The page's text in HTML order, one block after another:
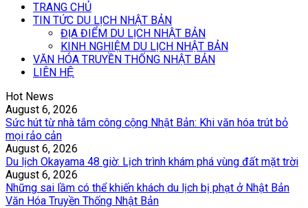
TRANG CHỦ
TIN TỨC DU LỊCH NHẬT BẢN
ĐỊA ĐIỂM DU LỊCH NHẬT BẢN
KINH NGHIỆM DU LỊCH NHẬT BẢN
VĂN HÓA TRUYỀN THỐNG NHẬT BẢN
LIÊN HỆ
Hot News
August 6, 2026
Sức hút từ nhà tắm công cộng Nhật Bản: Khi văn hóa trút bỏ
mọi rảo cản
August 6, 2026
Du lịch Okayama 48 giờ: Lịch trình khám phá vùng đất mặt trời
August 6, 2026
Những sai lầm có thể khiến khách du lịch bị phạt ở Nhật Bản
Văn Hóa Truyền Thống Nhật Bản